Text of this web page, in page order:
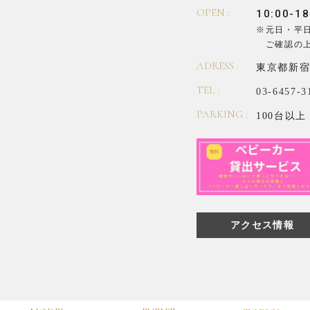
OPEN : 10:00-
※元日・平
ご確認の
ADRESS : 東京都新
TEL : 03-6457-
PARKING : 100台以上
アクセス情報